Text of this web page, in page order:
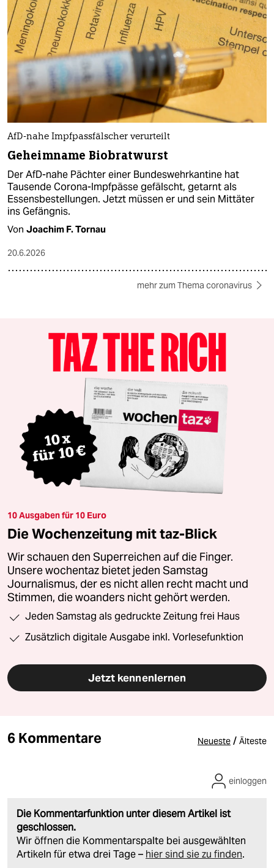
AfD-nahe Impfpassfälscher verurteilt
Geheimname Biobratwurst
Der AfD-nahe Pächter einer Bundeswehrkantine hat
Tausende Corona-Impfpässe gefälscht, getarnt als
Essensbestellungen. Jetzt müssen er und sein Mittäter
ins Gefängnis.
Von Joachim F. Tornau
20.6.2026
mehr zum Thema coronavirus
10 Ausgaben für 10 Euro
Die Wochenzeitung mit taz-Blick
Wir schauen den Superreichen auf die Finger.
Unsere wochentaz bietet jeden Samstag
Journalismus, der es nicht allen recht macht und
Stimmen, die woanders nicht gehört werden.
Jeden Samstag als gedruckte Zeitung frei Haus
Zusätzlich digitale Ausgabe inkl. Vorlesefunktion
Jetzt kennenlernen
6 Kommentare Neueste / Älteste
Die Kommentarfunktion unter diesem Artikel ist
geschlossen.
Wir öffnen die Kommentarspalte bei ausgewählten
Artikeln für etwa drei Tage – hier sind sie zu finden.
einloggen